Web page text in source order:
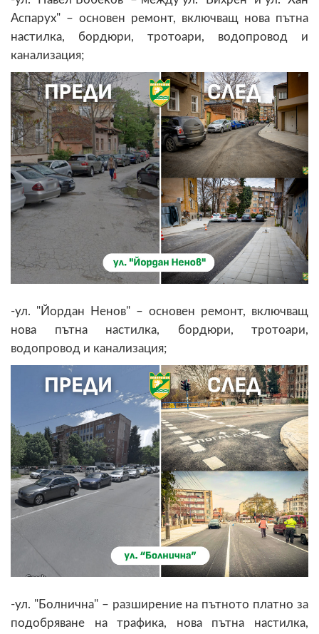
Аспарух" – основен ремонт, включващ нова пътна
настилка, бордюри, тротоари, водопровод и
канализация;
-ул. "Йордан Ненов" – основен ремонт, включващ
нова пътна настилка, бордюри, тротоари,
водопровод и канализация;
-ул. "Болнична" – разширение на пътното платно за
подобряване на трафика, нова пътна настилка,